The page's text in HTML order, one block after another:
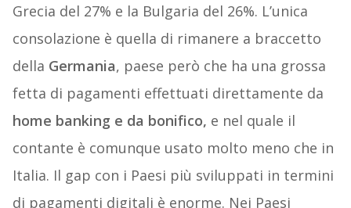
Grecia del 27% e la Bulgaria del 26%. L’unica
consolazione è quella di rimanere a braccetto
della Germania, paese però che ha una grossa
fetta di pagamenti effettuati direttamente da
home banking e da bonifico, e nel quale il
contante è comunque usato molto meno che in
Italia. Il gap con i Paesi più sviluppati in termini
di pagamenti digitali è enorme. Nei Paesi